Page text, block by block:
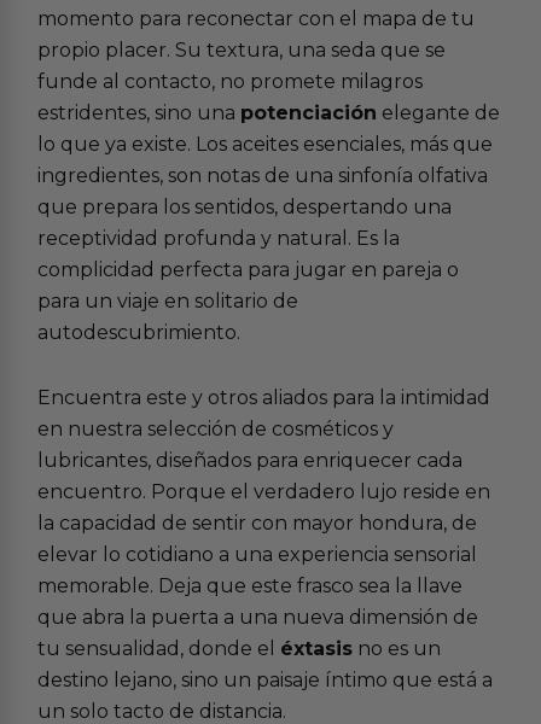
momento para reconectar con el mapa de tu
propio placer. Su textura, una seda que se
funde al contacto, no promete milagros
estridentes, sino una potenciación elegante de
lo que ya existe. Los aceites esenciales, más que
ingredientes, son notas de una sinfonía olfativa
que prepara los sentidos, despertando una
receptividad profunda y natural. Es la
complicidad perfecta para jugar en pareja o
para un viaje en solitario de
autodescubrimiento.
Encuentra este y otros aliados para la intimidad
en nuestra selección de cosméticos y
lubricantes, diseñados para enriquecer cada
encuentro. Porque el verdadero lujo reside en
la capacidad de sentir con mayor hondura, de
elevar lo cotidiano a una experiencia sensorial
memorable. Deja que este frasco sea la llave
que abra la puerta a una nueva dimensión de
tu sensualidad, donde el éxtasis no es un
destino lejano, sino un paisaje íntimo que está a
un solo tacto de distancia.